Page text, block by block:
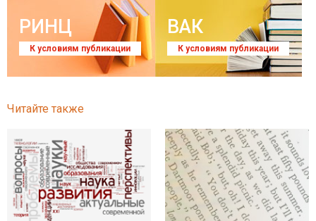
РИНЦ
К условиям публикации
ВАК
К условиям публикации
Читайте также